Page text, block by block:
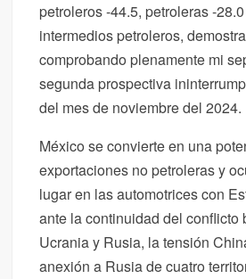
petroleros -44.5, petroleras -
intermedios petroleros,
comprobando plenamente mi
segunda prospectiva
del mes de noviembre del 2024.
México se convierte en una
exportaciones no petroleras y
lugar en las automotrices con
ante la continuidad del conflicto
Ucrania y Rusia, la tensión
anexión a Rusia de cuatro